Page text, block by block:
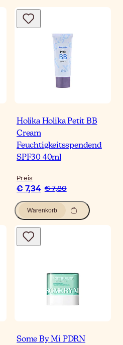
Holika Holika Petit BB
Cream
Feuchtigkeitsspendend
SPF30 40ml
Preis
€ 7,34 € 7,80
Warenkorb
Some By Mi PDRN